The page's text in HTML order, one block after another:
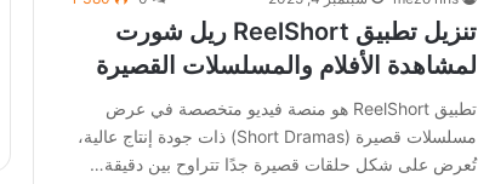
تنزيل تطبيق ReelShort ريل شورت
لمشاهدة الأفلام والمسلسلات القصيرة
تطبيق ReelShort هو منصة فيديو متخصصة في عرض
مسلسلات قصيرة (Short Dramas) ذات جودة إنتاج عالية،
تُعرض على شكل حلقات قصيرة جدًا تتراوح بين دقيقة…